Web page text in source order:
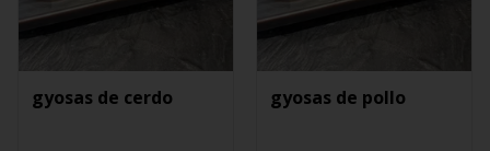
gyosas de cerdo gyosas de pollo